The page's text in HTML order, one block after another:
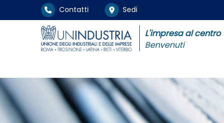
Contatti Sedi
L'impresa al centro
Benvenuti